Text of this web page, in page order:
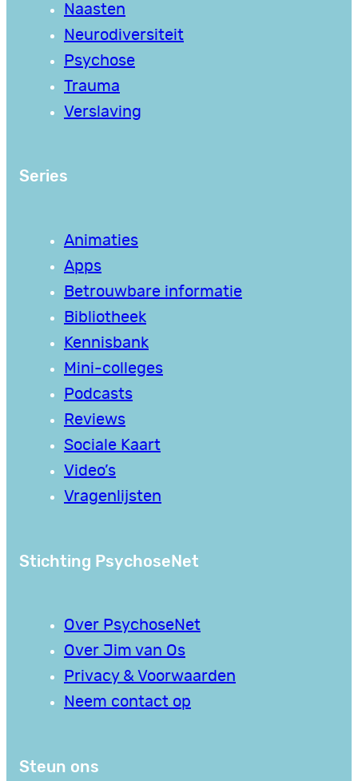
Naasten
Neurodiversiteit
Psychose
Trauma
Verslaving
Series
Animaties
Apps
Betrouwbare informatie
Bibliotheek
Kennisbank
Mini-colleges
Podcasts
Reviews
Sociale Kaart
Video’s
Vragenlijsten
Stichting PsychoseNet
Over PsychoseNet
Over Jim van Os
Privacy & Voorwaarden
Neem contact op
Steun ons